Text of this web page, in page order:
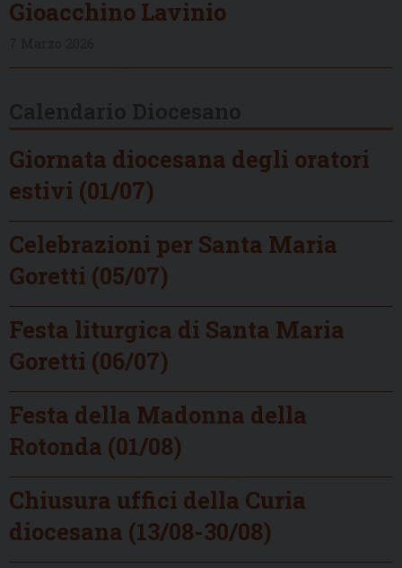
Gioacchino Lavinio
Giornata diocesana degli oratori
estivi (01/07)
Celebrazioni per Santa Maria
Goretti (05/07)
Festa liturgica di Santa Maria
Goretti (06/07)
Festa della Madonna della
Rotonda (01/08)
Chiusura uffici della Curia
diocesana (13/08-30/08)